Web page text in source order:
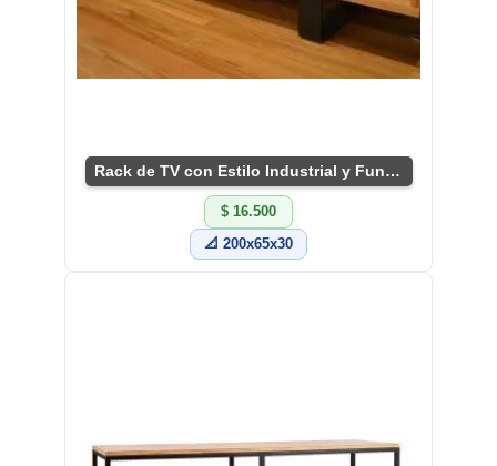
Rack de TV con Estilo Industrial y Funcionalidad
$ 16.500
📐 200x65x30